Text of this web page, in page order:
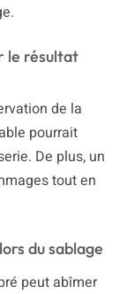
le résultat
de la
pourrait
De plus, un
tout en
du sablage
peut abîmer